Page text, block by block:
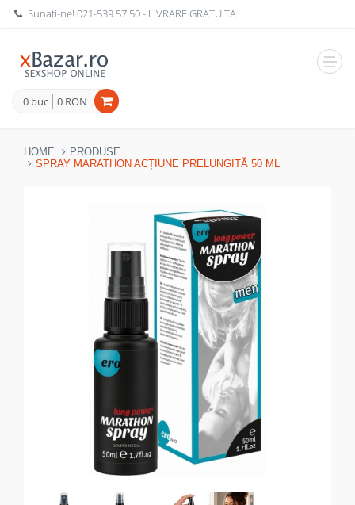
Sunati-ne!021-539.57.50- LIVRARE GRATUITA
0 buc 0 RON
HOME
PRODUSE
SPRAY MARATHON ACȚIUNE PRELUNGITĂ 50 ML